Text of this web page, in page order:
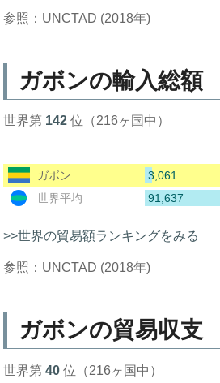
参照：UNCTAD (2018年)
ガボンの輸入総額
世界第 142 位（216ヶ国中）
ガボン
3,061
世界平均
91,637
>>世界の貿易額ランキングをみる
参照：UNCTAD (2018年)
ガボンの貿易収支
世界第40 位（216ヶ国中）